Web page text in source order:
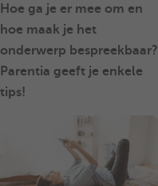
Hoe ga je er mee om en
hoe maak je het
onderwerp bespreekbaar?
Parentia geeft je enkele
tips!